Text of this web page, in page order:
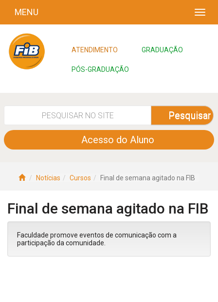
MENU
ATENDIMENTO GRADUAÇÃO
PÓS-GRADUAÇÃO
Pesquisar
Acesso do Aluno
Notícias Cursos Final de semana agitado na FIB
Final de semana agitado na FIB
Faculdade promove eventos de comunicação com a
participação da comunidade.